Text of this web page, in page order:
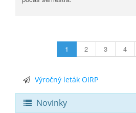
1 2 3 4
Výročný leták OIRP
Novinky